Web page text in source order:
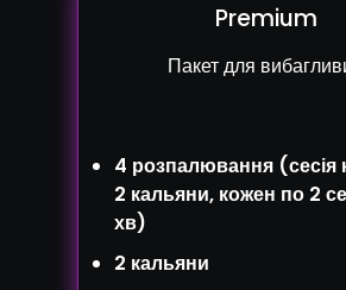
Premium
Пакет для
4 розпалювання (сесія
2 кальяни, кожен по 2
хв)
2 кальяни